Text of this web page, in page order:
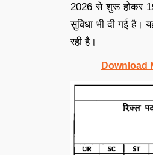
2026 से शुरू होकर
सुविधा भी दी गई है।
रही है।
Download